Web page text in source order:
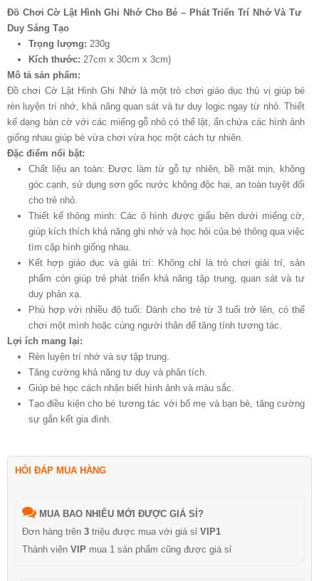
Đồ Chơi Cờ Lật Hình Ghi Nhớ Cho Bé – Phát Triển Trí Nhớ Và Tư
Duy Sáng Tạo
Trọng lượng: 230g
Kích thước: 27cm x 30cm x 3cm)
Mô tả sản phẩm:
Đồ chơi Cờ Lật Hình Ghi Nhớ là một trò chơi giáo dục thú vị giúp bé
rèn luyện trí nhớ, khả năng quan sát và tư duy logic ngay từ nhỏ. Thiết
kế dạng bàn cờ với các miếng gỗ nhỏ có thể lật, ẩn chứa các hình ảnh
giống nhau giúp bé vừa chơi vừa học một cách tự nhiên.
Đặc điểm nổi bật:
Chất liệu an toàn: Được làm từ gỗ tự nhiên, bề mặt mịn, không
góc cạnh, sử dụng sơn gốc nước không độc hại, an toàn tuyệt đối
cho trẻ nhỏ.
Thiết kế thông minh: Các ô hình được giấu bên dưới miếng cờ,
giúp kích thích khả năng ghi nhớ và học hỏi của bé thông qua việc
tìm cặp hình giống nhau.
Kết hợp giáo dục và giải trí: Không chỉ là trò chơi giải trí, sản
phẩm còn giúp trẻ phát triển khả năng tập trung, quan sát và tư
duy phản xạ.
Phù hợp với nhiều độ tuổi: Dành cho trẻ từ 3 tuổi trở lên, có thể
chơi một mình hoặc cùng người thân để tăng tính tương tác.
Lợi ích mang lại:
Rèn luyện trí nhớ và sự tập trung.
Tăng cường khả năng tư duy và phân tích.
Giúp bé học cách nhận biết hình ảnh và màu sắc.
Tạo điều kiện cho bé tương tác với bố mẹ và bạn bè, tăng cường
sự gắn kết gia đình.
HỎI ĐÁP MUA HÀNG
MUA BAO NHIÊU MỚI ĐƯỢC GIÁ SỈ?
Đơn hàng trên 3 triệu được mua với giá sỉ VIP1
Thành viên VIP mua 1 sản phẩm cũng được giá sỉ